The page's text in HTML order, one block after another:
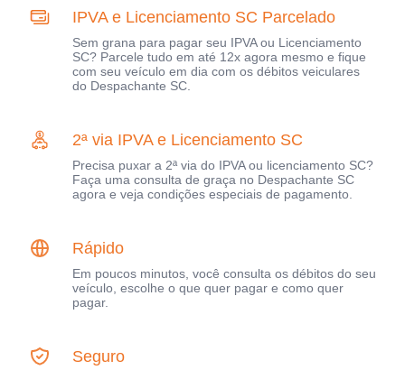
IPVA e Licenciamento SC Parcelado
Sem grana para pagar seu IPVA ou Licenciamento
SC? Parcele tudo em até 12x agora mesmo e fique
com seu veículo em dia com os débitos veiculares
do Despachante SC.
2ª via IPVA e Licenciamento SC
Precisa puxar a 2ª via do IPVA ou licenciamento SC?
Faça uma consulta de graça no Despachante SC
agora e veja condições especiais de pagamento.
Rápido
Em poucos minutos, você consulta os débitos do seu
veículo, escolhe o que quer pagar e como quer
pagar.
Seguro